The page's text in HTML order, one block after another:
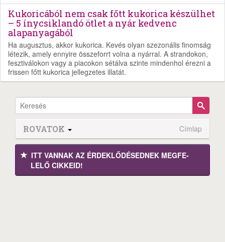
Kukoricából nem csak főtt kukorica készülhet
– 5 ínycsiklandó ötlet a nyár kedvenc
alapanyagából
Ha augusztus, akkor kukorica. Kevés olyan szezonális finomság
létezik, amely ennyire összeforrt volna a nyárral. A strandokon,
fesztiválokon vagy a piacokon sétálva szinte mindenhol érezni a
frissen főtt kukorica jellegzetes illatát.
ROVATOK Címlap
ITT VANNAK AZ ÉRDEK­LŐDÉ­SEDNEK MEGFE­
LELŐ CIKKEID!